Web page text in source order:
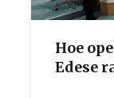
Hoe
Edese